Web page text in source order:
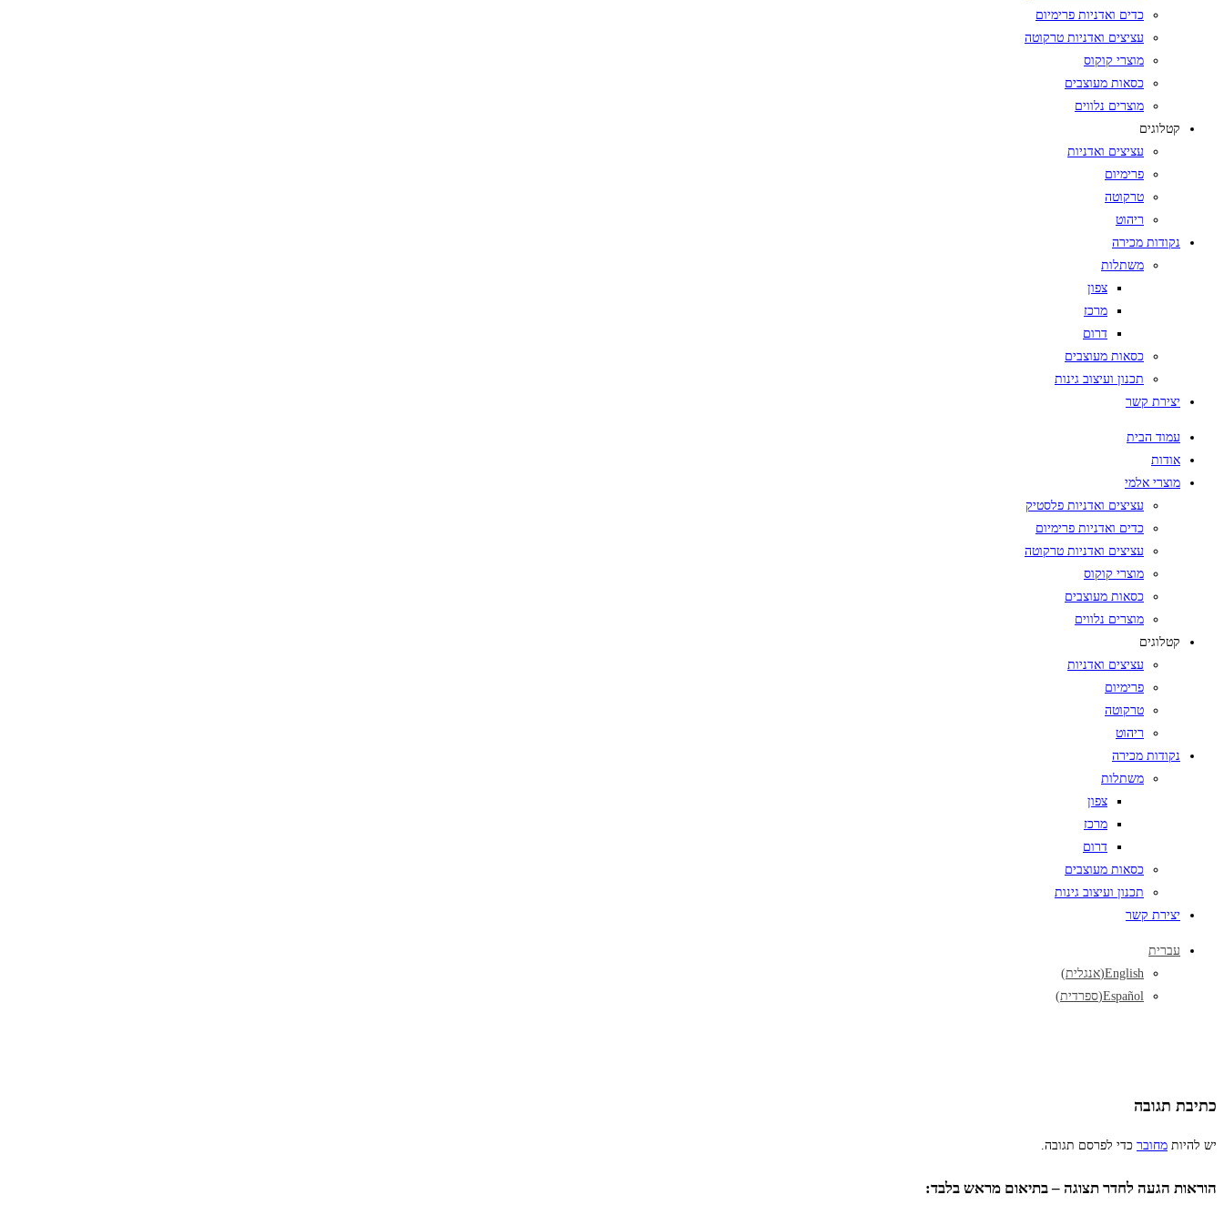
כדים ואדניות פרימיום
עציצים ואדניות טרקוטה
מוצרי קוקוס
כסאות מעוצבים
מוצרים נלווים
קטלוגים
עציצים ואדניות
פרימיום
טרקוטה
ריהוט
נקודות מכירה
משתלות
צפון
מרכז
דרום
כסאות מעוצבים
תכנון ועיצוב גינות
יצירת קשר
עמוד הבית
אודות
מוצרי אלמי
עציצים ואדניות פלסטיק
כדים ואדניות פרימיום
עציצים ואדניות טרקוטה
מוצרי קוקוס
כסאות מעוצבים
מוצרים נלווים
קטלוגים
עציצים ואדניות
פרימיום
טרקוטה
ריהוט
נקודות מכירה
משתלות
צפון
מרכז
דרום
כסאות מעוצבים
תכנון ועיצוב גינות
יצירת קשר
עברית
English
(אנגלית)
Español
(ספרדית)
כתיבת תגובה
יש להיות מחובר כדי לפרסם תגובה.
הוראות הגעה לחדר תצוגה – בתיאום מראש בלבד: